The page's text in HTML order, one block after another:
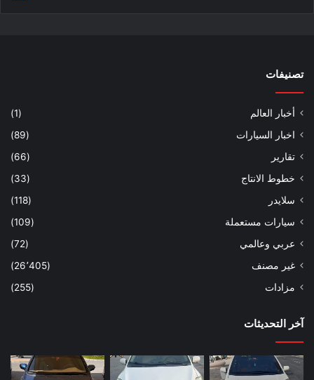
تصنيفات
أخبار العالم
(1)
اخبار السيارات
(89)
تقارير
(66)
خطوط الانتاج
(33)
سلايدر
(118)
سيارات مستعملة
(109)
عربي وعالمي
(72)
غير مصنف
(26٬405)
مزادات
(255)
آخر التحديثات